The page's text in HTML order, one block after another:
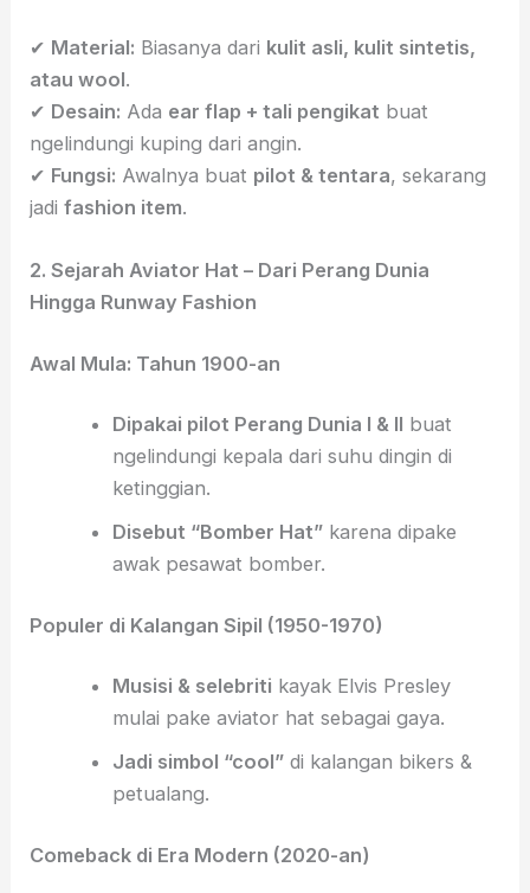
✔ Material: Biasanya dari kulit asli, kulit sintetis,
atau wool.
✔ Desain: Ada ear flap + tali pengikat buat
ngelindungi kuping dari angin.
✔ Fungsi: Awalnya buat pilot & tentara, sekarang
jadifashion item.
2. Sejarah Aviator Hat – Dari Perang Dunia
Hingga Runway Fashion
Awal Mula: Tahun 1900-an
Dipakai pilot Perang Dunia I & II buat
ngelindungi kepala dari suhu dingin di
ketinggian.
Disebut “Bomber Hat”karena dipake
awak pesawat bomber.
Populer di Kalangan Sipil (1950-1970)
Musisi & selebriti kayak Elvis Presley
mulai pake aviator hat sebagai gaya.
Jadi simbol “cool”di kalangan bikers &
petualang.
Comeback di Era Modern (2020-an)